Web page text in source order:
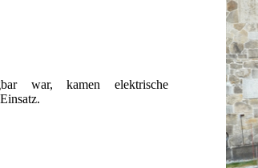
war, kamen elektrische